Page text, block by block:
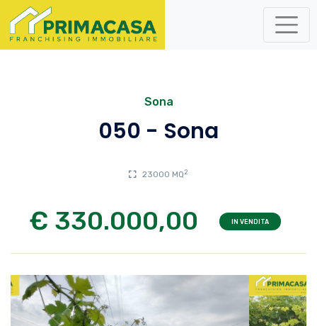
Sona
050 - Sona
23000 MQ 2
€ 330.000,00 IN VENDITA